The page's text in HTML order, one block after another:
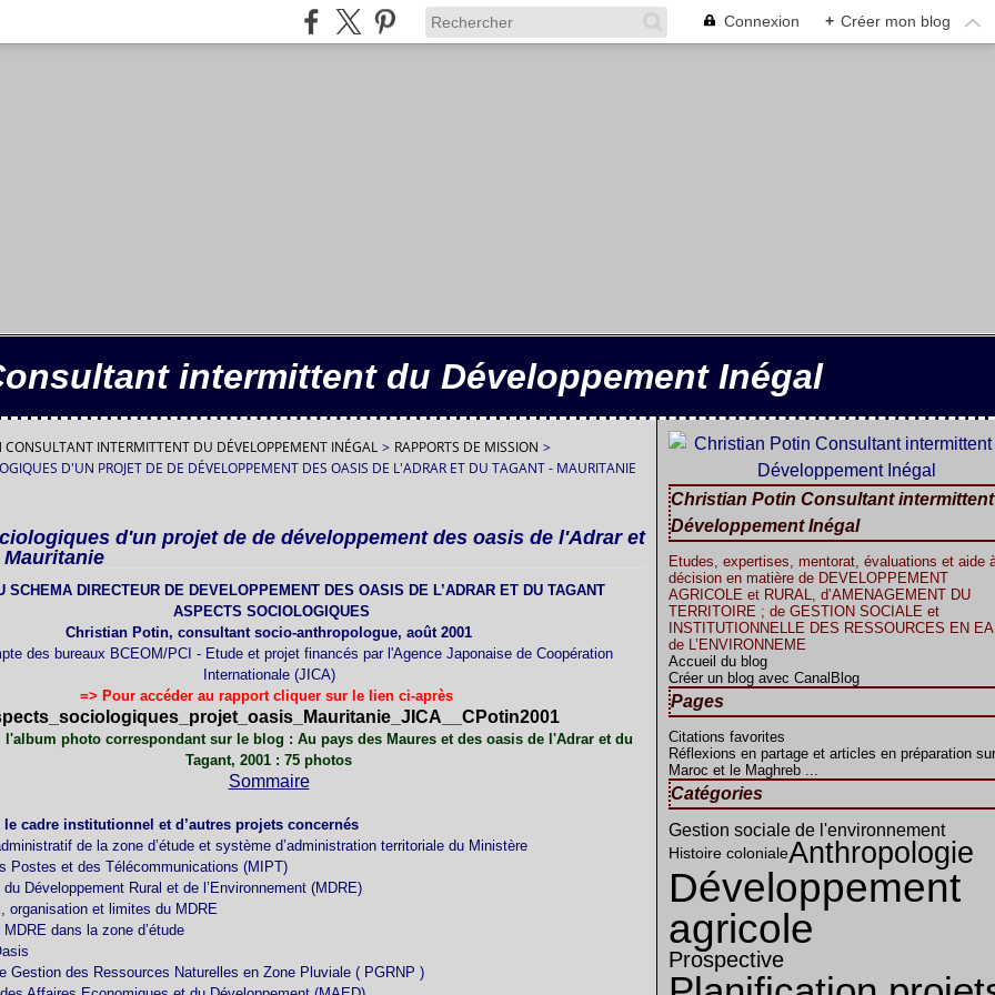
Connexion + Créer mon blog
intermittent du Développement Inégal
CONSULTANT INTERMITTENT DU DÉVELOPPEMENT INÉGAL > RAPPORTS DE MISSION >
D'UN PROJET DE DE DÉVELOPPEMENT DES OASIS DE L'ADRAR ET DU TAGANT - MAURITANIE
d'un projet de de développement des oasis de l'Adrar et
Mauritanie
SCHEMA DIRECTEUR DE DEVELOPPEMENT DES OASIS DE L’ADRAR ET DU TAGANT
ASPECTS SOCIOLOGIQUES
Christian Potin, consultant socio-anthropologue, août 2001
des bureaux BCEOM/PCI - Etude et projet financés par l'Agence Japonaise de Coopération
Internationale (JICA)
=> Pour accéder au rapport cliquer sur le lien ci-après
l'album photo correspondant sur le blog : Au pays des Maures et des oasis de l'Adrar et du
Tagant, 2001 : 75 photos
Sommaire
cadre institutionnel et d’autres projets concernés
de la zone d’étude et système d’administration territoriale du Ministère
Postes et des Télécommunications (MIPT)
Développement Rural et de l’Environnement (MDRE)
organisation et limites du MDRE
dans la zone d’étude
Gestion des Ressources Naturelles en Zone Pluviale ( PGRNP )
Christian Potin Consultant
Développement Inégal
Etudes, expertises, mentorat, évaluations et aide
décision en matière de DEVELOPPEMENT
AGRICOLE et RURAL, d’AMENAGEMENT DU
TERRITOIRE ; de GESTION SOCIALE et
INSTITUTIONNELLE DES RESSOURCES EN
de L’ENVIRONNEME
Accueil du blog
Créer un blog avec CanalBlog
Pages
Citations favorites
Réflexions en partage et articles en préparation
Maroc et le Maghreb ...
Catégories
Gestion sociale de l'environnement
Histoire colonialeAnthropologie
Développement
agricole
Prospective